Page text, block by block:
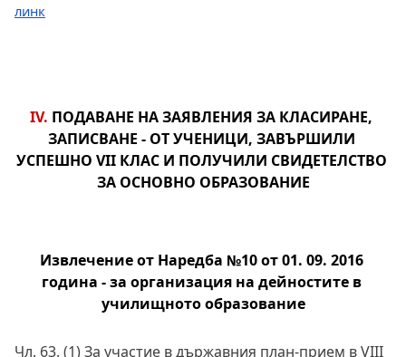
линк
IV. ПОДАВАНЕ НА ЗАЯВЛЕНИЯ ЗА КЛАСИРАНЕ,
ЗАПИСВАНЕ - ОТ УЧЕНИЦИ, ЗАВЪРШИЛИ
УСПЕШНО VII КЛАС И ПОЛУЧИЛИ СВИДЕТЕЛСТВО
ЗА ОСНОВНО ОБРАЗОВАНИЕ
Извлечение от Наредба №10 от 01. 09. 2016
година - за организация на дейностите в
училищното образование
Чл. 63. (1) За участие в държавния план-прием в VІІІ